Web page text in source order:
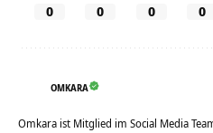
0 0 0 0
OMKARA
Omkara ist Mitglied im Social Media